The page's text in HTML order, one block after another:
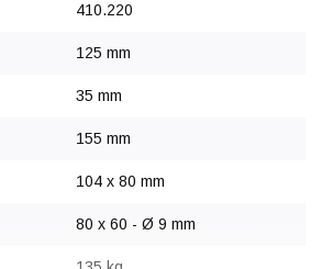
410.220
125 mm
35 mm
155 mm
104 x 80 mm
80 x 60 - Ø 9 mm